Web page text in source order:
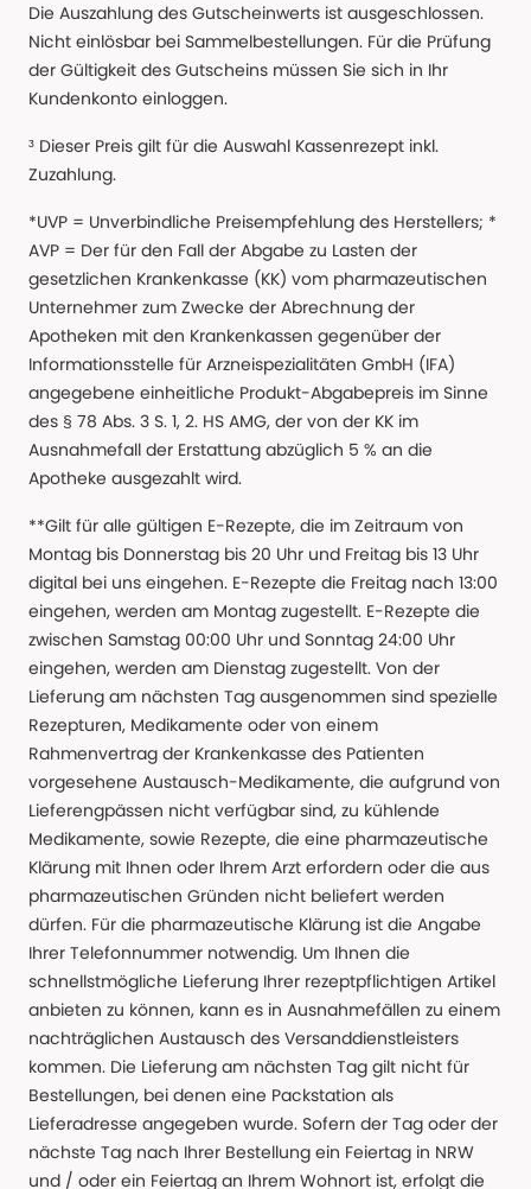
Die Auszahlung des Gutscheinwerts ist ausgeschlossen.
Nicht einlösbar bei Sammelbestellungen. Für die Prüfung
der Gültigkeit des Gutscheins müssen Sie sich in Ihr
Kundenkonto einloggen.
³ Dieser Preis gilt für die Auswahl Kassenrezept inkl.
Zuzahlung.
*UVP = Unverbindliche Preisempfehlung des Herstellers; *
AVP = Der für den Fall der Abgabe zu Lasten der
gesetzlichen Krankenkasse (KK) vom pharmazeutischen
Unternehmer zum Zwecke der Abrechnung der
Apotheken mit den Krankenkassen gegenüber der
Informationsstelle für Arzneispezialitäten GmbH (IFA)
angegebene einheitliche Produkt-Abgabepreis im Sinne
des § 78 Abs. 3 S. 1, 2. HS AMG, der von der KK im
Ausnahmefall der Erstattung abzüglich 5 % an die
Apotheke ausgezahlt wird.
**Gilt für alle gültigen E-Rezepte, die im Zeitraum von
Montag bis Donnerstag bis 20 Uhr und Freitag bis 13 Uhr
digital bei uns eingehen. E-Rezepte die Freitag nach 13:00
eingehen, werden am Montag zugestellt. E-Rezepte die
zwischen Samstag 00:00 Uhr und Sonntag 24:00 Uhr
eingehen, werden am Dienstag zugestellt. Von der
Lieferung am nächsten Tag ausgenommen sind spezielle
Rezepturen, Medikamente oder von einem
Rahmenvertrag der Krankenkasse des Patienten
vorgesehene Austausch-Medikamente, die aufgrund von
Lieferengpässen nicht verfügbar sind, zu kühlende
Medikamente, sowie Rezepte, die eine pharmazeutische
Klärung mit Ihnen oder Ihrem Arzt erfordern oder die aus
pharmazeutischen Gründen nicht beliefert werden
dürfen. Für die pharmazeutische Klärung ist die Angabe
Ihrer Telefonnummer notwendig. Um Ihnen die
schnellstmögliche Lieferung Ihrer rezeptpflichtigen Artikel
anbieten zu können, kann es in Ausnahmefällen zu einem
nachträglichen Austausch des Versanddienstleisters
kommen. Die Lieferung am nächsten Tag gilt nicht für
Bestellungen, bei denen eine Packstation als
Lieferadresse angegeben wurde. Sofern der Tag oder der
nächste Tag nach Ihrer Bestellung ein Feiertag in NRW
und / oder ein Feiertag an Ihrem Wohnort ist, erfolgt die